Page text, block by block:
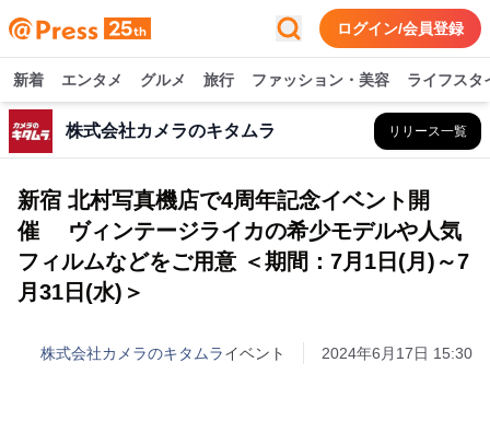
ログイン/会員登録
新着 エンタメ グルメ 旅行 ファッション・美容 ライフスタ
株式会社カメラのキタムラ リリース一覧
新宿 北村写真機店で4周年記念イベント開
催 ヴィンテージライカの希少モデルや人気
フィルムなどをご用意 ＜期間：7月1日(月)～7
月31日(水)＞
株式会社カメラのキタムライベント 2024年6月17日 15:30